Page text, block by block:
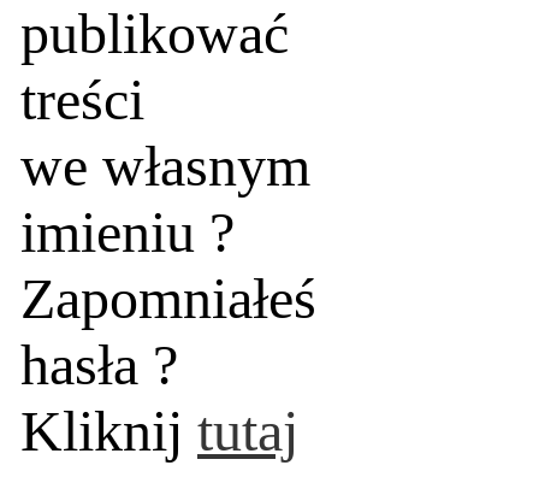
publikować
treści
we własnym
imieniu ?
Zapomniałeś
hasła ?
Kliknij tutaj